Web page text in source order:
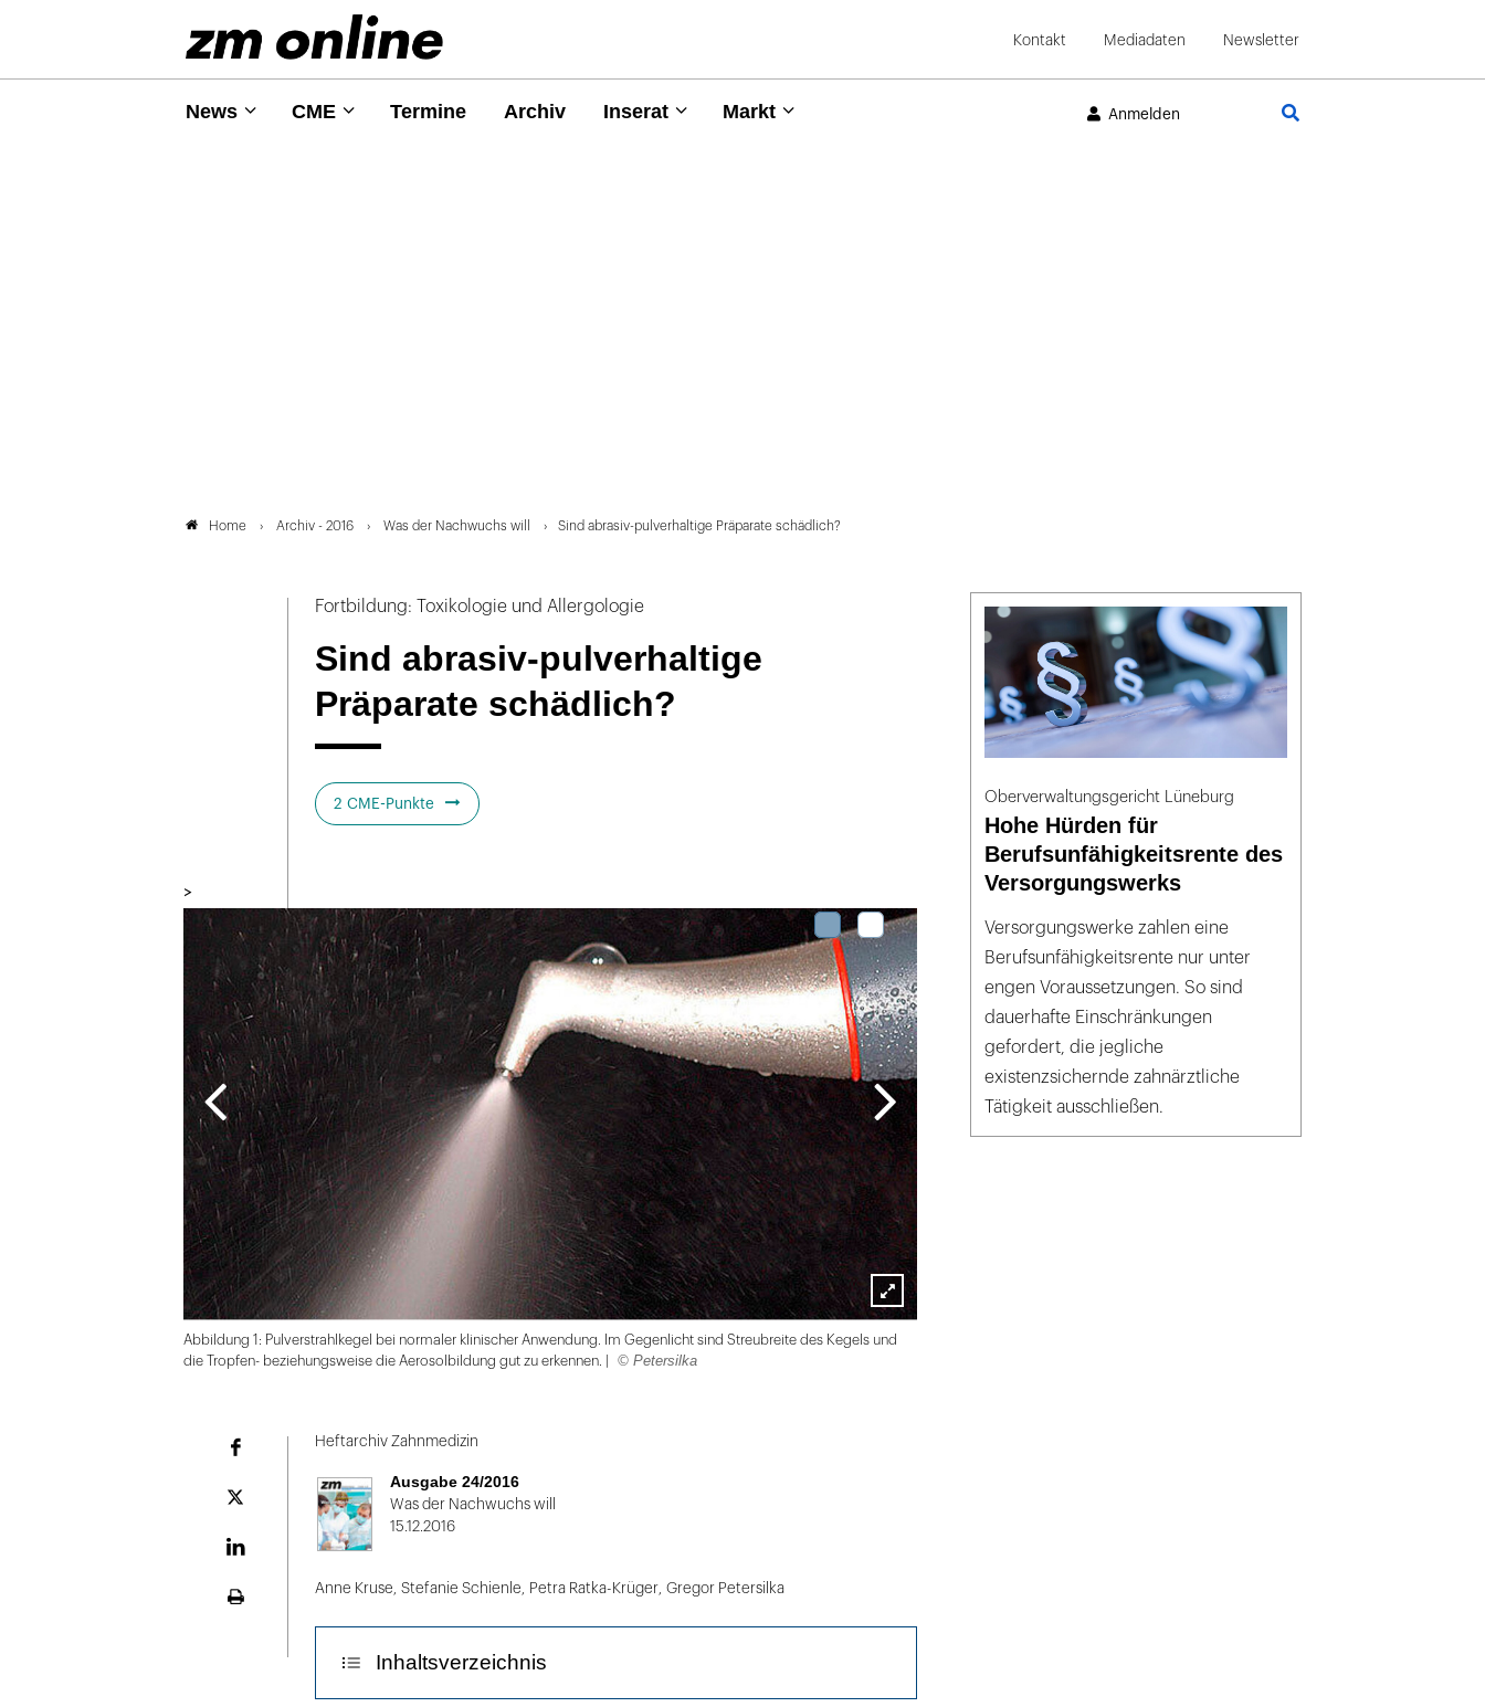
Kontakt Mediadaten Newsletter
News CME Termine Archiv Inserat Markt Anmelden
Home Archiv - 2016 Was der Nachwuchs will Sind abrasiv-pulverhaltige Präparate schädlich?
Fortbildung: Toxikologie und Allergologie
Sind abrasiv-pulverhaltige
Präparate schädlich?
2 CME-Punkte
>
Lightbox
öffnen
Abbildung 1: Pulverstrahlkegel bei normaler klinischer Anwendung. Im Gegenlicht sind Streubreite des Kegels und
die Tropfen- beziehungsweise die Aerosolbildung gut zu erkennen. |
© Petersilka
Pulverstrahlkegel
Plattform
Heftarchiv Zahnmedizin
Ausgabe 24/2016
Was der Nachwuchs will
15.12.2016
Anne Kruse Stefanie Schienle Petra Ratka-Krüger, Gregor Petersilka
Inhaltsverzeichnis
Oberverwaltungsgericht Lüneburg
Hohe Hürden für
Berufsunfähigkeitsrente des
Versorgungswerks
Versorgungswerke zahlen eine
Berufsunfähigkeitsrente nur unter
engen Voraussetzungen. So sind
dauerhafte Einschränkungen
gefordert, die jegliche
existenzsichernde zahnärztliche
Tätigkeit ausschließen.